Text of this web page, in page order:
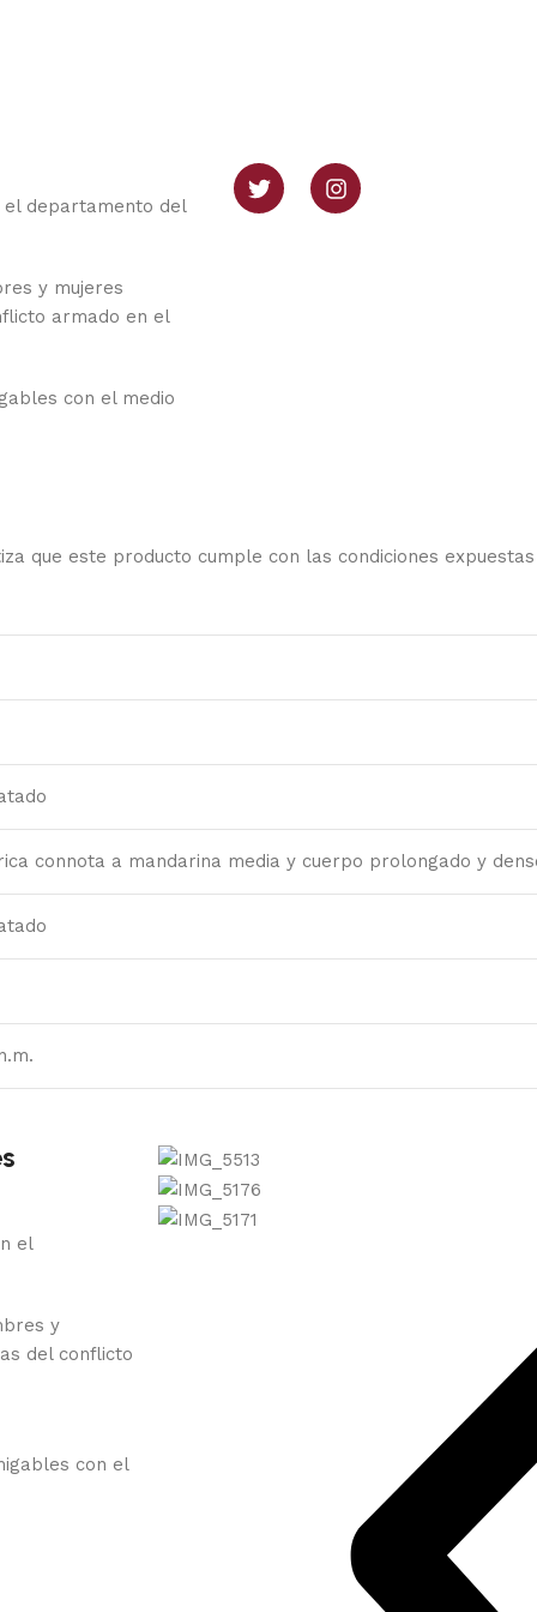
el departamento del
y mujeres
armado en el
con el medio
que este producto cumple con las condiciones expuestas
connota a mandarina media y cuerpo prolongado y
el
y
del conflicto
con el